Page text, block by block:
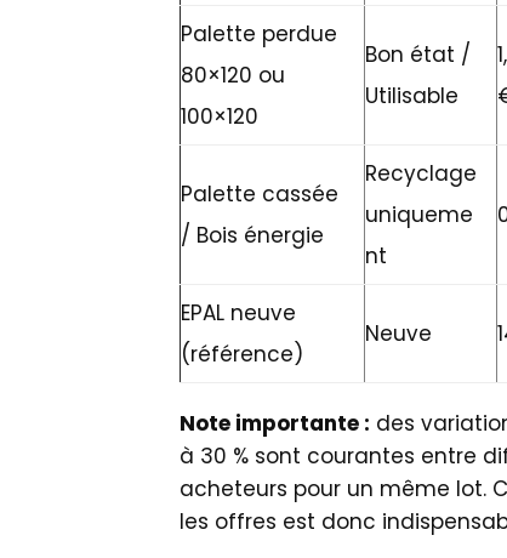
Palette perdue
80×120 ou
100×120
Bon état /
Utilisable
Palette cassée
/ Bois énergie
Recyclage
uniqueme
nt
EPAL neuve
(référence)
Neuve
Note importante : des
à 30 % sont courantes entre
acheteurs pour un même lot.
les offres est donc